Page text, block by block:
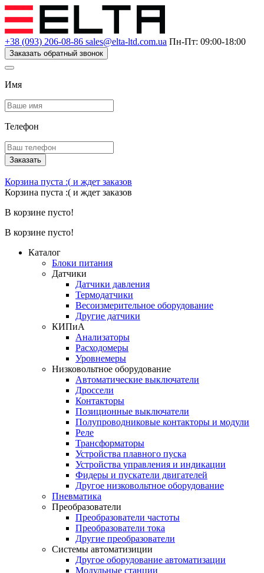
+38 (093) 206-08-86 sales@elta-ltd.com.ua Пн-Пт: 09:00-18:00
Заказать обратный звонок
Имя
Телефон
Заказать
Корзина пуста :( и ждет заказов
Корзина пуста :( и ждет заказов
В корзине пусто!
В корзине пусто!
Каталог
Блоки питания
Датчики
Датчики давления
Термодатчики
Весоизмерительное оборудование
Другие датчики
КИПиА
Анализаторы
Расходомеры
Уровнемеры
Низковольтное оборудование
Автоматические выключатели
Дроссели
Контакторы
Позиционные выключатели
Полупроводниковые контакторы и модули
Реле
Трансформаторы
Устройства плавного пуска
Устройства управления и индикации
Фидеры и пускатели двигателей
Другое низковольтное оборудование
Пневматика
Преобразователи
Преобразователи частоты
Преобразователи тока
Другие преобразователи
Системы автоматизиции
Другое оборудование автоматизации
Модульные станции